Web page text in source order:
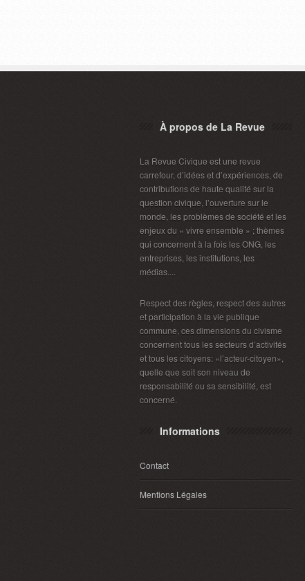
À propos de La Revue
La Revue Civique est une revue
carrefour, d’idées et d’expériences, de
contributions de haute qualité sur la
question civique, l’ouverture sur le
monde, les problèmes de société et les
enjeux du « vivre ensemble » ; thèmes
qui concernent à la fois les ONG, les
entreprises, les institutions, les
médias....
Respect des règles, respect des autres
et participation à la vie publique
commune, ces dimensions du civisme
concernent tous les secteurs d’activités
et tous les citoyens: «l’acteur-citoyen»,
quelle que soit son niveau de
responsabilité ou sa sensibilité, est
concerné.
Informations
Contact
Mentions Légales